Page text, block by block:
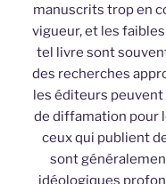
manuscrits trop en
vigueur, et les
tel livre sont
des recherches
les éditeurs peuvent
de diffamation pour
ceux qui publient
sont
idéologiques